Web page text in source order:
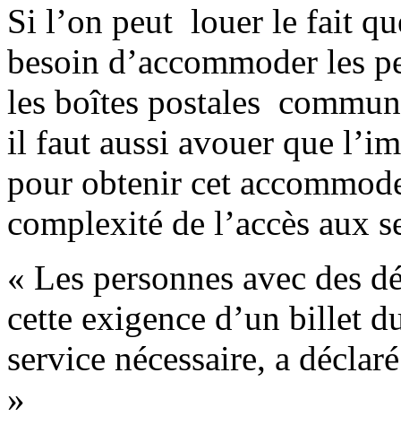
Si l’on peut louer le fait
besoin d’accommoder les
les boîtes postales
il faut aussi avouer que
pour obtenir cet
complexité de l’accès aux
« Les personnes avec des
cette exigence d’un billet
service nécessaire, a
»